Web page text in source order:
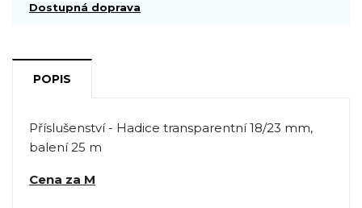
Dostupná doprava
POPIS
Příslušenství - Hadice transparentní 18/23 mm,
balení 25 m
Cena za M